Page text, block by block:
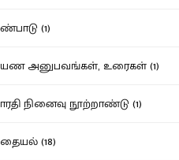
(1)
அனுபவங்கள், உரைகள் (1)
நினைவு நூற்றாண்டு (1)
(18)